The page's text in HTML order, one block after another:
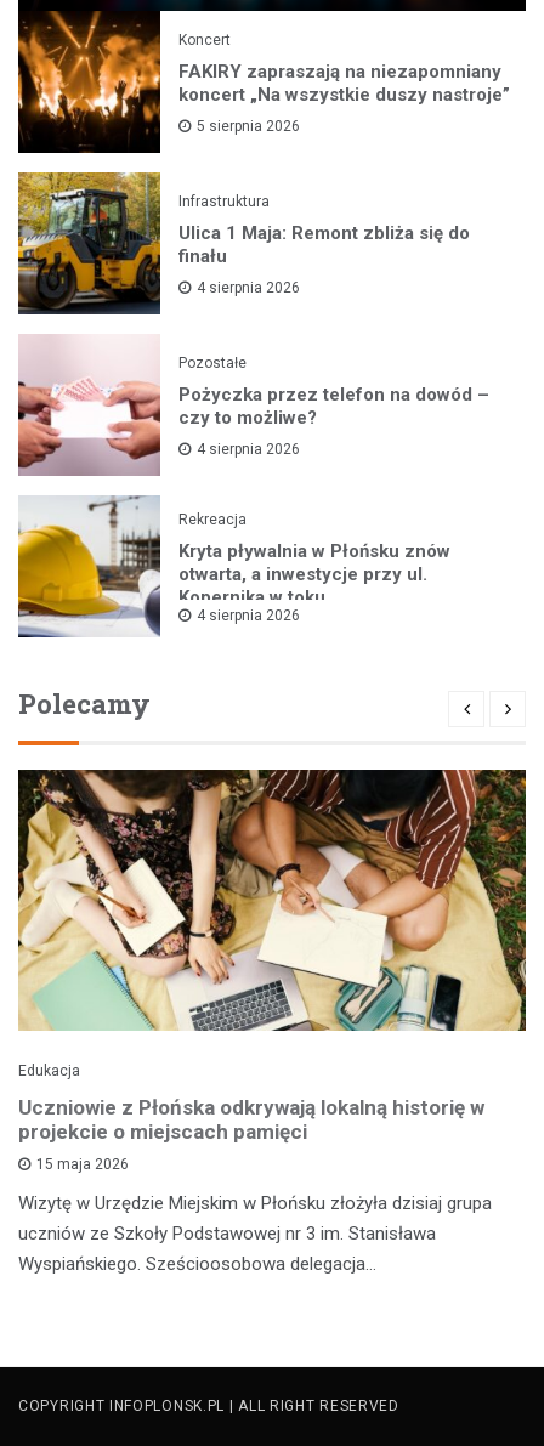
Koncert
FAKIRY zapraszają na niezapomniany
koncert „Na wszystkie duszy nastroje”
5 sierpnia 2026
Infrastruktura
Ulica 1 Maja: Remont zbliża się do
finału
4 sierpnia 2026
Pozostałe
Pożyczka przez telefon na dowód –
czy to możliwe?
4 sierpnia 2026
Rekreacja
Kryta pływalnia w Płońsku znów
otwarta, a inwestycje przy ul.
Kopernika w toku
4 sierpnia 2026
Polecamy
Edukacja
Uczniowie z Płońska odkrywają lokalną historię w
projekcie o miejscach pamięci
15 maja 2026
Wizytę w Urzędzie Miejskim w Płońsku złożyła dzisiaj grupa
uczniów ze Szkoły Podstawowej nr 3 im. Stanisława
Wyspiańskiego. Sześcioosobowa delegacja…
COPYRIGHT INFOPLONSK.PL | ALL RIGHT RESERVED